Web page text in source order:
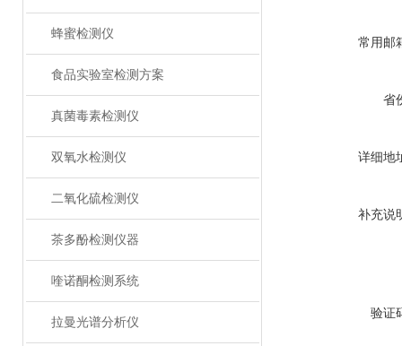
蜂蜜检测仪
食品实验室检测方案
真菌毒素检测仪
双氧水检测仪
二氧化硫检测仪
茶多酚检测仪器
喹诺酮检测系统
拉曼光谱分析仪
常用邮
省
详细地
补充说
验证